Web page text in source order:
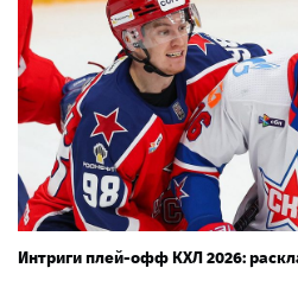
Интриги плей-офф КХЛ 2026: